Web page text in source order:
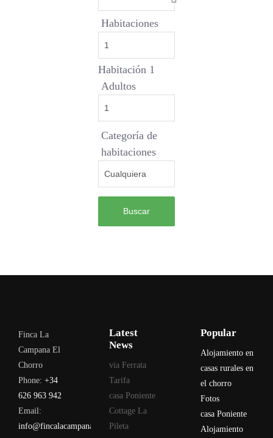
Habitaciones
Habitación 1
Adultos
Categoría de
habitaciones
Buscar
Finca La
Campana El
Chorro
Phone: +34
626 963 942
Email:
info@fincalacampana.com
Latest
News
via Ferrata
Tarifa
casa Poniente
Cottage La
Pileta
Popular
Alojamiento en
casas rurales en
el chorro
Fotos
casa Poniente
Alojamiento